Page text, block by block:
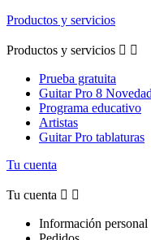
Productos y servicios
Productos y servicios  
Prueba gratuita
Guitar Pro 8
Programa educativo
Artistas
Guitar Pro tablaturas
Tu cuenta
Tu cuenta  
Información personal